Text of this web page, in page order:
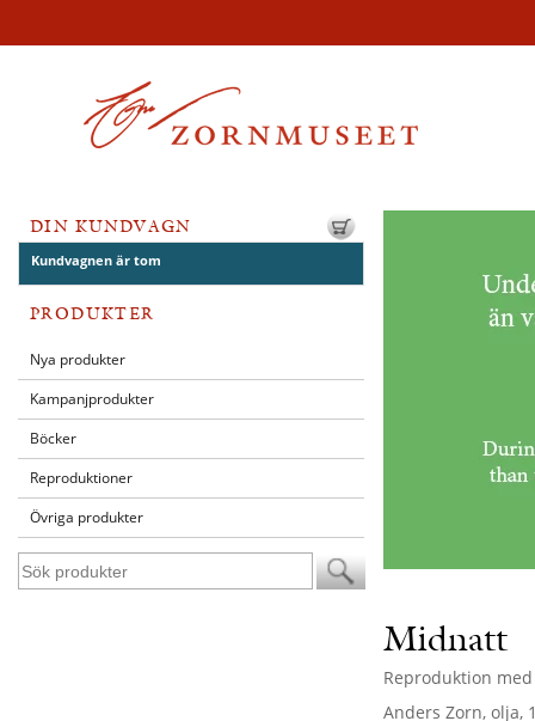
DIN KUNDVAGN
Kundvagnen är tom
PRODUKTER
Nya produkter
Kampanjprodukter
Böcker
Reproduktioner
Övriga produkter
Midnatt
Reproduktion
Anders Zorn, olja,